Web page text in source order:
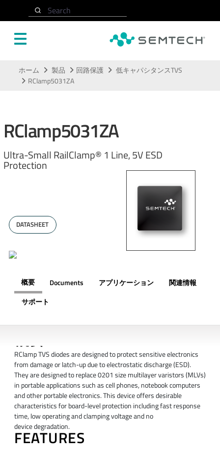
Search
ホーム 製品 回路保護
低キャパシタンスTVS
RClamp5031ZA
RClamp5031ZA
Ultra-Small RailClamp® 1 Line, 5V ESD
Protection
DATASHEET
概要 Documents アプリケーション
関連情報
サポート
RClamp TVS diodes are designed to protect sensitive electronics
from damage or latch-up due to electrostatic discharge (ESD).
They are designed to replace 0201 size multilayer varistors (MLVs)
in portable applications such as cell phones, notebook computers
and other portable electronics. This device offers desirable
characteristics for board-level protection including fast response
time, low operating and clamping voltage and no
device degradation.
FEATURES